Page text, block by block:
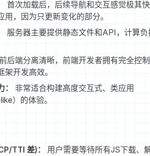
首次加载后，后续导航和交互感觉极其快
用，因为只更新变化的部分。
服务器主要提供静态文件和API，计算负
后端分离清晰，前端开发者拥有完全控制
开发高效。
非常适合构建高度交互式、类应用
）的体验。
TTI 差)：
用户需要等待所有JS下载、